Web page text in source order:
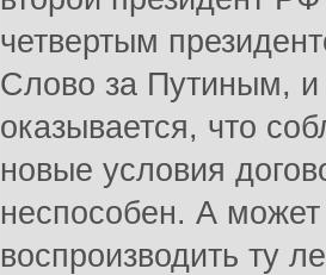
четвертым
Слово за Путиным, и
оказывается, что
новые условия
неспособен. А
воспроизводить ту